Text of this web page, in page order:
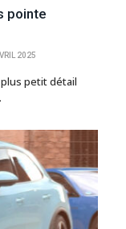
pointe
2025
plus petit détail